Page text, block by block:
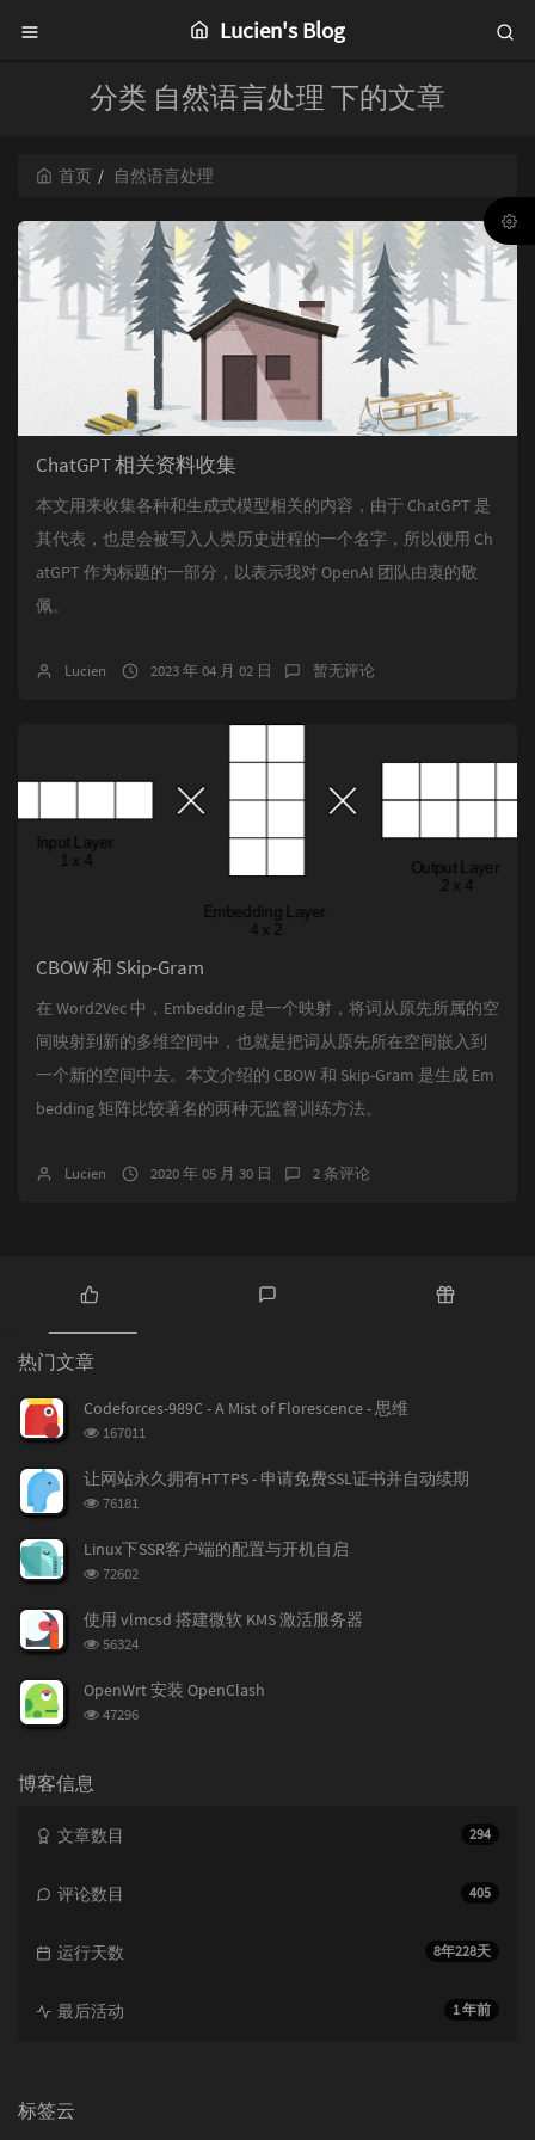
Lucien's Blog
分类 自然语言处理 下的文章
首页 自然语言处理
ChatGPT 相关资料收集
本文用来收集各种和生成式模型相关的内容，由于 ChatGPT 是
其代表，也是会被写入人类历史进程的一个名字，所以便用 Ch
atGPT 作为标题的一部分，以表示我对 OpenAI 团队由衷的敬
佩。
Lucien 2023 年 04 月 02 日 暂无评论
CBOW 和 Skip-Gram
在 Word2Vec 中，Embedding 是一个映射，将词从原先所属的空
间映射到新的多维空间中，也就是把词从原先所在空间嵌入到
一个新的空间中去。本文介绍的 CBOW 和 Skip-Gram 是生成 Em
bedding 矩阵比较著名的两种无监督训练方法。
Lucien 2020 年 05 月 30 日 2 条评论
热
门
文
章
论
热门文章
Codeforces-989C - A Mist of Florescence - 思维
浏
次
数:
167011
让网站永久拥有HTTPS - 申请免费SSL证书并自动续期
浏
次
76181
Linux下SSR客户端的配置与开机自启
浏
次
数:
72602
使用 vlmcsd 搭建微软 KMS 激活服务器
浏
次
56324
OpenWrt 安装 OpenClash
浏
47296
博客信息
294
文章数目
405
评论数目
8年228天
运行天数
1 年前
最后活动
标签云